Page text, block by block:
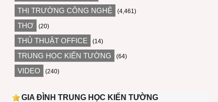
THỊ TRƯỜNG CÔNG NGHỆ (4,461)
THƠ (20)
THỦ THUẬT OFFICE (14)
TRUNG HỌC KIẾN TƯỜNG (64)
VIDEO (240)
GIA ĐÌNH TRUNG HỌC KIẾN TƯỜNG